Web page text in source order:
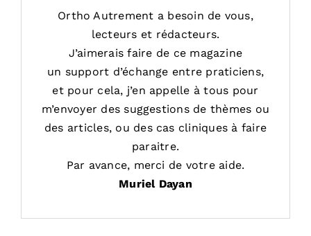
Ortho Autrement a besoin de vous,
lecteurs et rédacteurs.
J’aimerais faire de ce magazine
un support d’échange entre praticiens,
et pour cela, j’en appelle à tous pour
m’envoyer des suggestions de thèmes ou
des articles, ou des cas cliniques à faire
paraitre.
Par avance, merci de votre aide.
Muriel Dayan